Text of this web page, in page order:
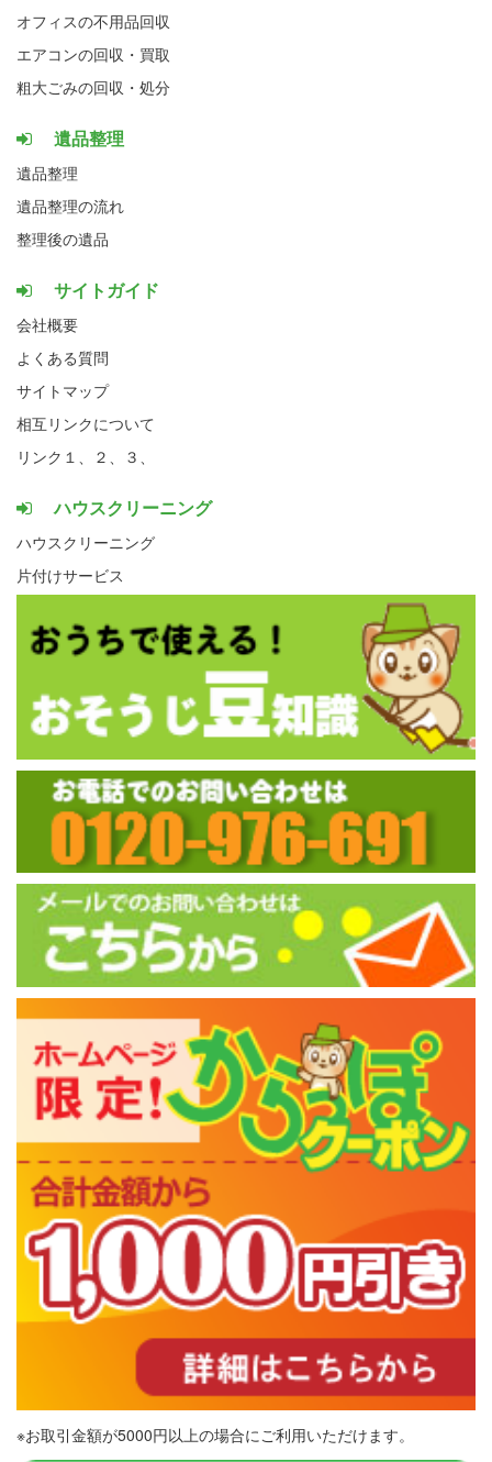
オフィスの不用品回収
エアコンの回収・買取
粗大ごみの回収・処分
遺品整理
遺品整理
遺品整理の流れ
整理後の遺品
サイトガイド
会社概要
よくある質問
サイトマップ
相互リンクについて
リンク１、
２、 ３、
ハウスクリーニング
ハウスクリーニング
片付けサービス
※お取引金額が5000円以上の場合にご利用いただけます。